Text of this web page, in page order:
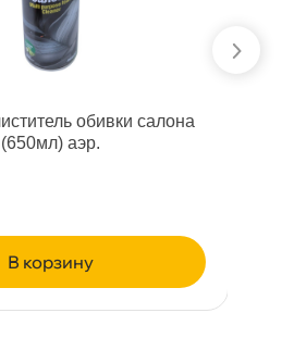
обивки салона
(650мл) аэр.
корзину